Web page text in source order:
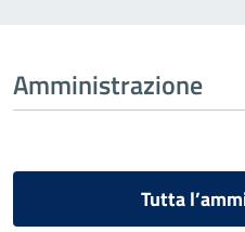
Amministrazione
Tutta